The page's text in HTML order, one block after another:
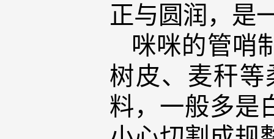
正与圆润，是
咪咪的管哨
树皮、麦秆
料，一般多是